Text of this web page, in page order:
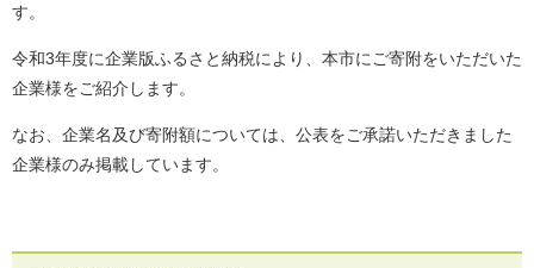
す。
令和3年度に企業版ふるさと納税により、本市にご寄附をいただいた
企業様をご紹介します。
なお、企業名及び寄附額については、公表をご承諾いただきました
企業様のみ掲載しています。